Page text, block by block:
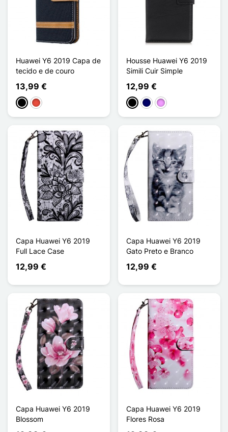
Huawei Y6 2019 Capa de
tecido e de couro
13,99 €
PretoVermelho
Housse Huawei Y6 2019
Simili Cuir Simple
12,99 €
PretoAzul marinho
Violeta ligeira
Capa Huawei Y6 2019
Full Lace Case
12,99 €
Capa Huawei Y6 2019
Gato Preto e Branco
12,99 €
Capa Huawei Y6 2019
Blossom
Capa Huawei Y6 2019
Flores Rosa